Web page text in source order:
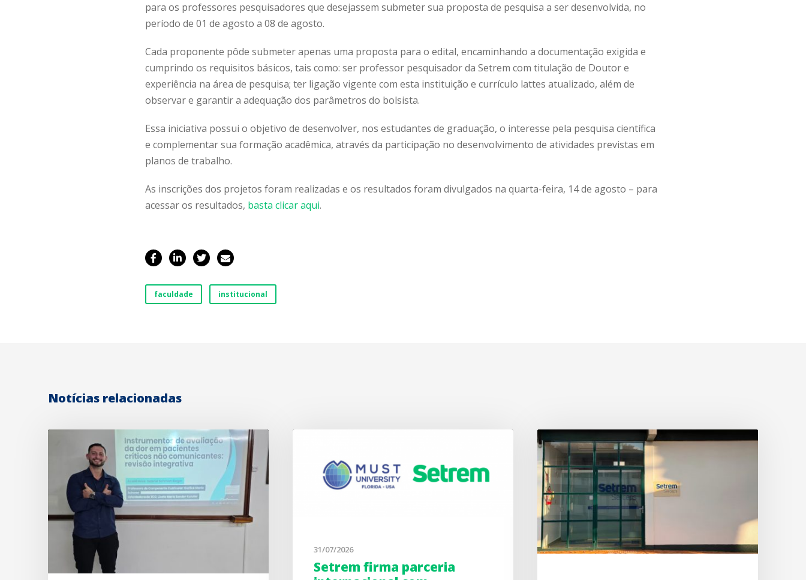
para os professores pesquisadores que desejassem submeter sua proposta de pesquisa a ser desenvolvida, no
período de 01 de agosto a 08 de agosto.
Cada proponente pôde submeter apenas uma proposta para o edital, encaminhando a documentação exigida e
cumprindo os requisitos básicos, tais como: ser professor pesquisador da Setrem com titulação de Doutor e
experiência na área de pesquisa; ter ligação vigente com esta instituição e currículo lattes atualizado, além de
observar e garantir a adequação dos parâmetros do bolsista.
Essa iniciativa possui o objetivo de desenvolver, nos estudantes de graduação, o interesse pela pesquisa científica
e complementar sua formação acadêmica, através da participação no desenvolvimento de atividades previstas em
planos de trabalho.
As inscrições dos projetos foram realizadas e os resultados foram divulgados na quarta-feira, 14 de agosto – para
acessar os resultados, basta clicar aqui.
faculdade institucional
Notícias relacionadas
31/07/2026
Setrem firma parceria